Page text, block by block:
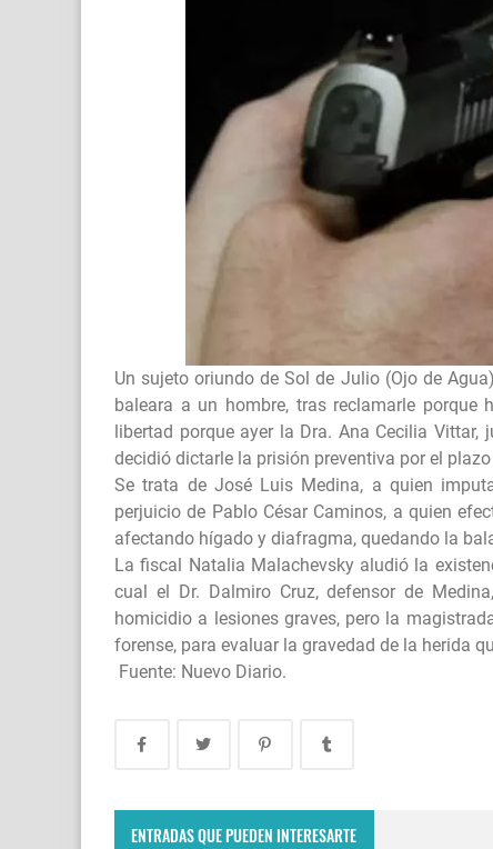
Un sujeto oriundo de Sol de Julio (Ojo de
baleara a un hombre, tras reclamarle
libertad porque ayer la Dra. Ana Cecilia
decidió dictarle la prisión preventiva por el
Se trata de José Luis Medina, a quien
perjuicio de Pablo César Caminos, a quien
afectando hígado y diafragma, quedando la
La fiscal Natalia Malachevsky aludió la
cual el Dr. Dalmiro Cruz, defensor de
homicidio a lesiones graves, pero la
forense, para evaluar la gravedad de la herida
Fuente: Nuevo Diario.
ENTRADAS QUE PUEDEN INTERESARTE